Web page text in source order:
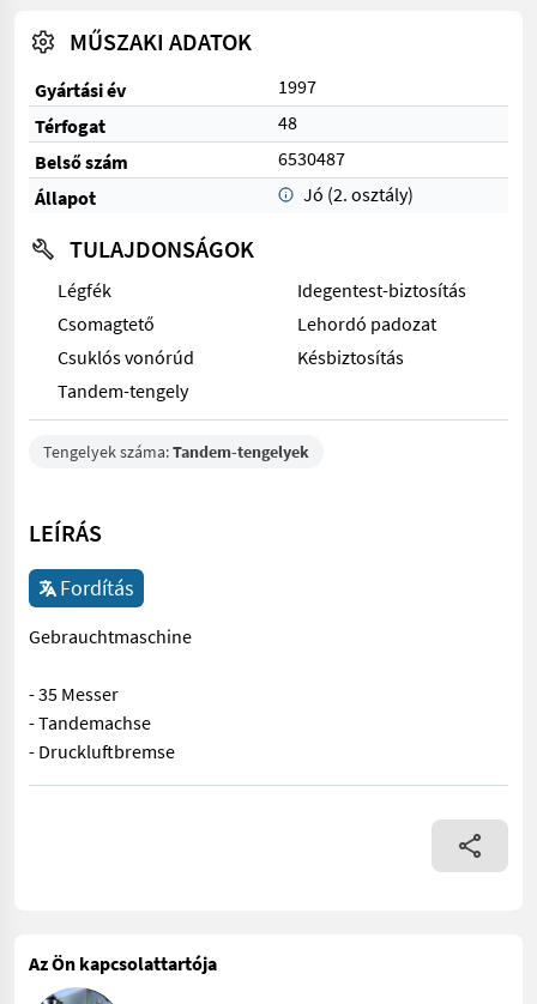
MŰSZAKI ADATOK
Gyártási év
1997
Térfogat
48
Belső szám
6530487
Állapot
Jó (2. osztály)
TULAJDONSÁGOK
Légfék
Idegentest-biztosítás
Csomagtető
Lehordó padozat
Csuklós vonórúd
Késbiztosítás
Tandem-tengely
Tengelyek száma:Tandem-tengelyek
LEÍRÁS
Fordítás
Gebrauchtmaschine
- 35 Messer
- Tandemachse
- Druckluftbremse
Gebrauchtmaschine - 35 Messer - Tandemachse -
Az Ön kapcsolattartója